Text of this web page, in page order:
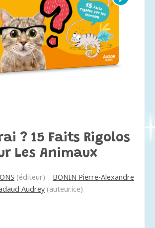
? 15 Faits Rigolos
Les Animaux
(éditeur)
BONIN Pierre-Alexandre
Audrey (auteur.ice)